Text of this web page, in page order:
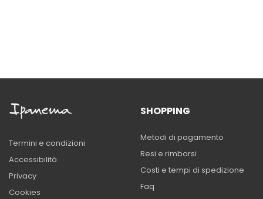
Termini e condizioni
Accessibilità
Privacy
Cookies
SHOPPING
Metodi di pagamento
Resi e rimborsi
Costi e tempi di spedizione
Faq